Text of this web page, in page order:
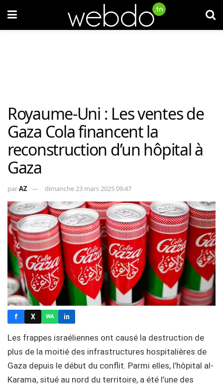
Royaume-Uni : Les ventes de
Gaza Cola financent la
reconstruction d’un hôpital à
Gaza
parAZ dimanche 23 mars 2025 09:47
f X WA in
Les frappes israéliennes ont causé la destruction de
plus de la moitié des infrastructures hospitalières de
Gaza depuis le début du conflit. Parmi elles, l’hôpital al-
Karama, situé au nord du territoire, a été l’une des